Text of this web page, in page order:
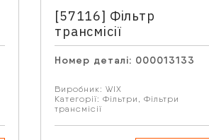
[57116] Фільтр
трансмісії
Номер деталі: 000013133
Виробник: WIX
Категорії: Фільтри , Фільтри
трансмісії
Email